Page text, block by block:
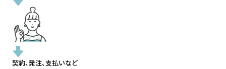
契約、発注、支払いなど